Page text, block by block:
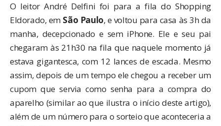
O leitor André Delfini foi para a fila do Shopping
Eldorado, em São Paulo, e voltou para casa às 3h da
manha, decepcionado e sem iPhone. Ele e seu pai
chegaram às 21h30 na fila que naquele momento já
estava gigantesca, com 12 lances de escada. Mesmo
assim, depois de um tempo ele chegou a receber um
cupom que servia como senha para a compra do
aparelho (similar ao que ilustra o início deste artigo),
além de um número para o sorteio que aconteceria a